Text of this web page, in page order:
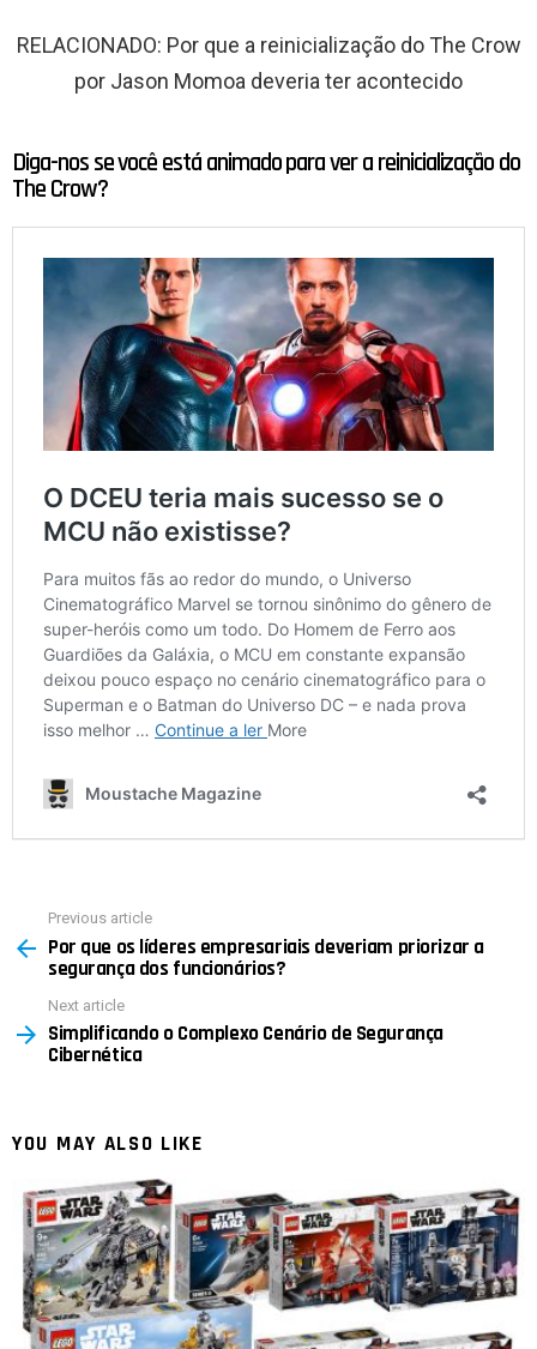
RELACIONADO: Por que a reinicialização do The Crow
por Jason Momoa deveria ter acontecido
Diga-nos se você está animado para ver a reinicialização do
The Crow?
more
Previous article
Por que os líderes empresariais deveriam priorizar a
segurança dos funcionários?
Next article
Simplificando o Complexo Cenário de Segurança
Cibernética
YOU MAY ALSO LIKE